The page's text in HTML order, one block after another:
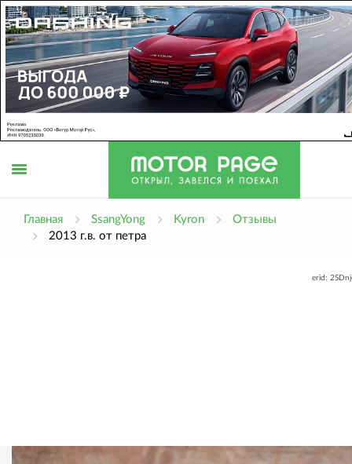
Главная SsangYong Kyron
Отзывы
2013 г.в. от петра
erid: